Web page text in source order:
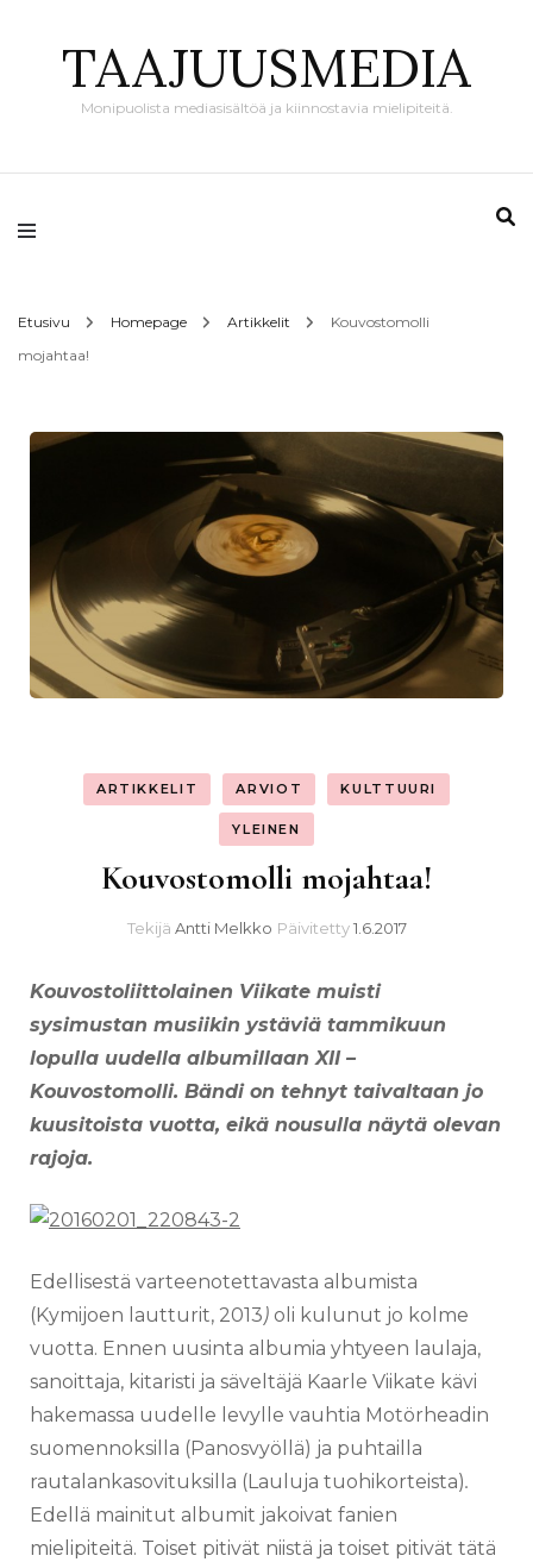
TAAJUUSMEDIA
Monipuolista mediasisältöä ja kiinnostavia mielipiteitä.
Etusivu Homepage Artikkelit
Kouvostomolli
mojahtaa!
ARTIKKELIT ARVIOT KULTTUURI
YLEINEN
Kouvostomolli mojahtaa!
Tekijä Antti Melkko Päivitetty1.6.2017
Kouvostoliittolainen Viikate muisti
sysimustan musiikin ystäviä tammikuun
lopulla uudella albumillaan XII –
Kouvostomolli. Bändi on tehnyt taivaltaan jo
kuusitoista vuotta, eikä nousulla näytä olevan
rajoja.
Edellisestä varteenotettavasta albumista
(Kymijoen lautturit, 2013) oli kulunut jo kolme
vuotta. Ennen uusinta albumia yhtyeen laulaja,
sanoittaja, kitaristi ja säveltäjä Kaarle Viikate kävi
hakemassa uudelle levylle vauhtia Motörheadin
suomennoksilla (Panosvyöllä) ja puhtailla
rautalankasovituksilla (Lauluja tuohikorteista).
Edellä mainitut albumit jakoivat fanien
mielipiteitä. Toiset pitivät niistä ja toiset pitivät tätä